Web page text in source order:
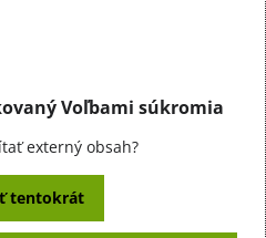
Voľbami súkromia
externý obsah?
tentokrát